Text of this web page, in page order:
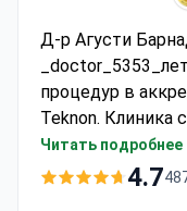
Д-р Агусти
процедур в
Teknon. Клиника
Kettering.
225 $ за
Читать подробнее
4.7